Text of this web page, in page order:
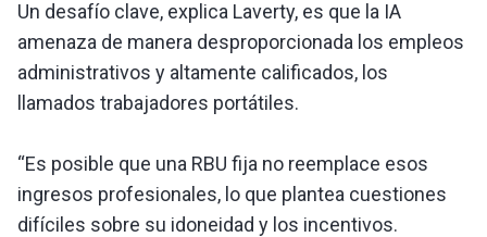
Un desafío clave, explica Laverty, es que la IA
amenaza de manera desproporcionada los empleos
administrativos y altamente calificados, los
llamados trabajadores portátiles.
“Es posible que una RBU fija no reemplace esos
ingresos profesionales, lo que plantea cuestiones
difíciles sobre su idoneidad y los incentivos.